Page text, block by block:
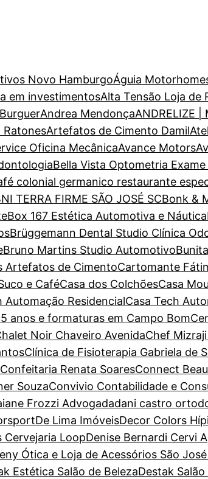
Novo HamburgoÁguia
em investimentosAlta Tensão Loja de
Andrea MendonçaANDRELIZE |
RatonesArtefatos de Cimento Damil
Oficina MecânicaAvance Motors
Bella Vista Optometria
colonial germanico restaurante
TERRA FIRME SÃO JOSÉ SCBonk &
Box 167 Estética Automotiva e Náutica
Brüggemann Dental Studio Clínica
Bruno Martins Studio Automotivo
Artefatos de CimentoCartomante
e CaféCasa dos ColchõesCasa
Automação ResidencialCasa Tech
anos e formaturas em Campo Bom
Noir Chaveiro AvenidaChef
Clínica de Fisioterapia Gabriela de
Confeitaria Renata SoaresConnect
SouzaConvivio Contabilidade e
Frozzi Advogadadani castro
De Lima ImóveisDecor Colors
Cervejaria LoopDenise Bernardi Cervi
Ótica e Loja de Acessórios São
Estética Salão de BelezaDestak